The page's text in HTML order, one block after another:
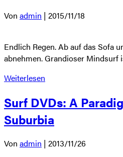
Von admin | 2015/11/18
Endlich Regen. Ab auf das Sofa
abnehmen. Grandioser Mindsurf
Weiterlesen
Surf DVDs: A
Suburbia
Von admin | 2013/11/26